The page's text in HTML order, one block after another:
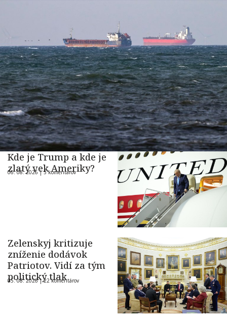
Kde je Trump a kde je
zlatý vek Ameriky?
06. 08. 2026 |5 komentárov
Zelenskyj kritizuje
zníženie dodávok
Patriotov. Vidí za tým
politický tlak
05. 08. 2026 |22 komentárov